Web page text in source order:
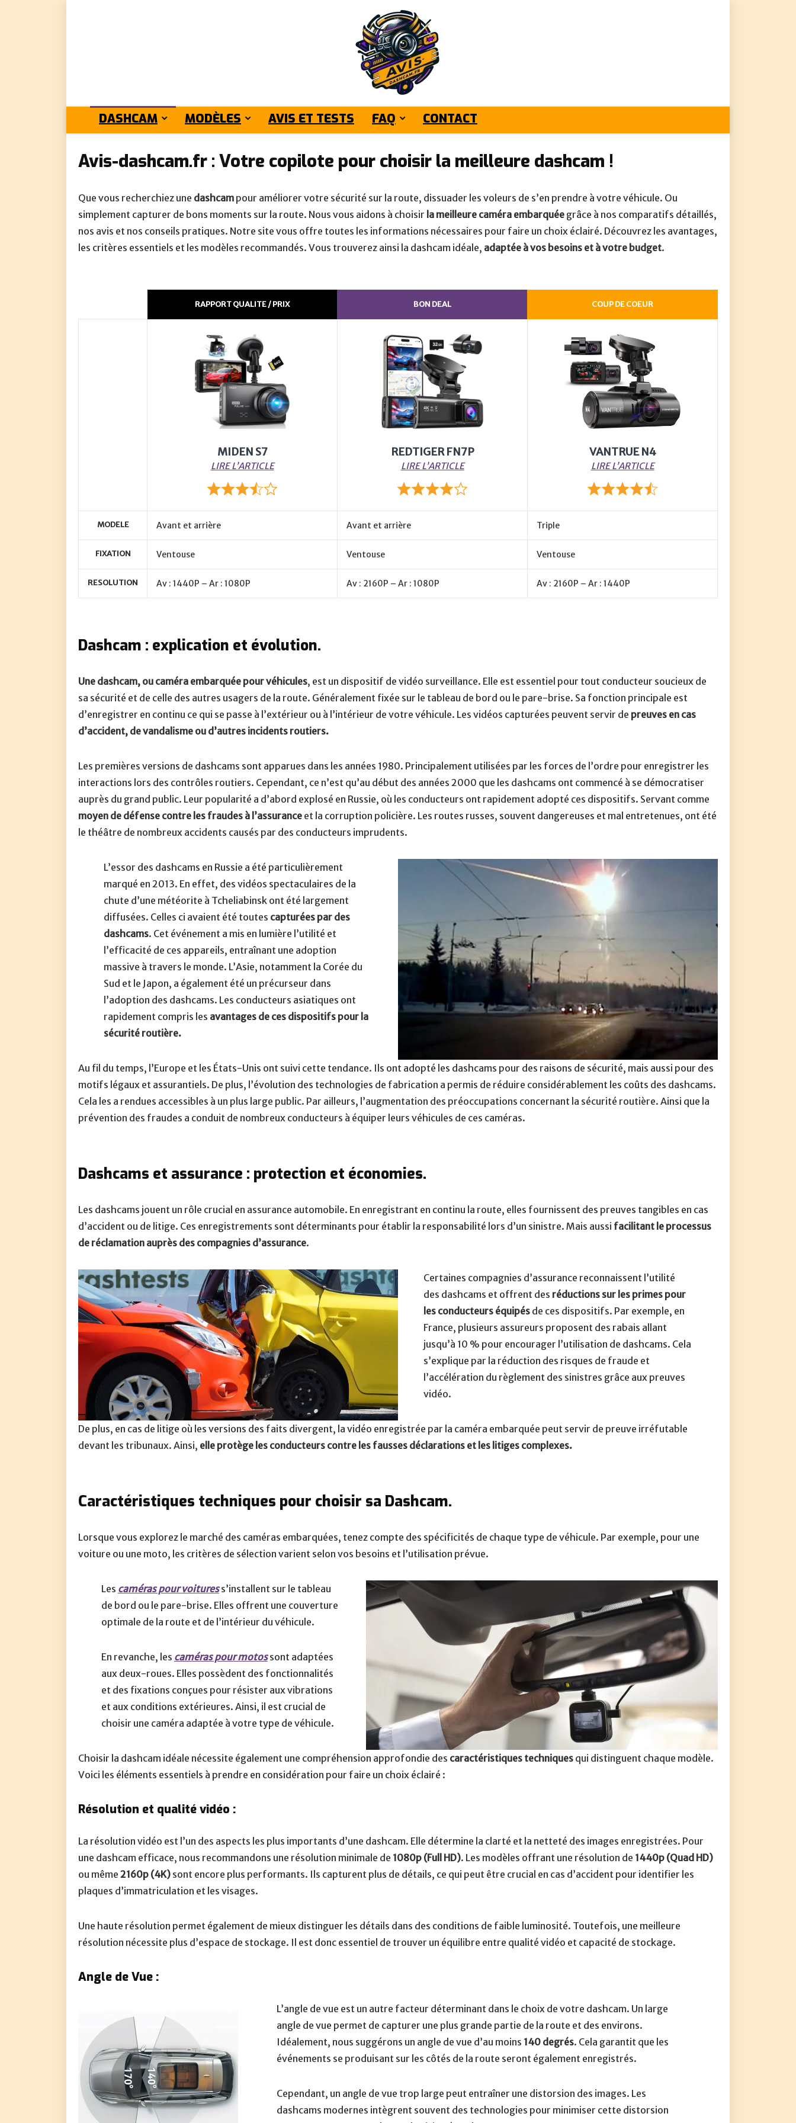
DASHCAM MODÈLES AVIS ET TESTS FAQ CONTACT
Avis-dashcam.fr : Votre copilote pour choisir la meilleure dashcam !
Que vous recherchiez une dashcam pour améliorer votre sécurité sur la route, dissuader les voleurs de s’en prendre à votre véhicule. Ou
simplement capturer de bons moments sur la route. Nous vous aidons à choisir la meilleure caméra embarquée grâce à nos comparatifs détaillés,
nos avis et nos conseils pratiques. Notre site vous offre toutes les informations nécessaires pour faire un choix éclairé. Découvrez les avantages,
les critères essentiels et les modèles recommandés. Vous trouverez ainsi la dashcam idéale, adaptée à vos besoins et à votre budget.
MODELE
FIXATION
RESOLUTION
RAPPORT QUALITE / PRIX
MIDEN S7
LIRE L’ARTICLE
Avant et arrière
Ventouse
Av : 1440P – Ar : 1080P
BON DEAL
REDTIGER FN7P
LIRE L’ARTICLE
Avant et arrière
Ventouse
Av : 2160P – Ar : 1080P
COUP DE COEUR
VANTRUE N4
LIRE L’ARTICLE
Triple
Ventouse
Av : 2160P – Ar : 1440P
Dashcam : explication et évolution.
Une dashcam, ou caméra embarquée pour véhicules, est un dispositif de vidéo surveillance. Elle est essentiel pour tout conducteur soucieux de
sa sécurité et de celle des autres usagers de la route. Généralement fixée sur le tableau de bord ou le pare-brise. Sa fonction principale est
d’enregistrer en continu ce qui se passe à l’extérieur ou à l’intérieur de votre véhicule. Les vidéos capturées peuvent servir de preuves en cas
d’accident, de vandalisme ou d’autres incidents routiers.
Les premières versions de dashcams sont apparues dans les années 1980. Principalement utilisées par les forces de l’ordre pour enregistrer les
interactions lors des contrôles routiers. Cependant, ce n’est qu’au début des années 2000 que les dashcams ont commencé à se démocratiser
auprès du grand public. Leur popularité a d’abord explosé en Russie, où les conducteurs ont rapidement adopté ces dispositifs. Servant comme
moyen de défense contre les fraudes à l’assurance et la corruption policière. Les routes russes, souvent dangereuses et mal entretenues, ont été
le théâtre de nombreux accidents causés par des conducteurs imprudents.
L’essor des dashcams en Russie a été particulièrement
marqué en 2013. En effet, des vidéos spectaculaires de la
chute d’une météorite à Tcheliabinsk ont été largement
diffusées. Celles ci avaient été toutes capturées par des
dashcams. Cet événement a mis en lumière l’utilité et
l’efficacité de ces appareils, entraînant une adoption
massive à travers le monde. L’Asie, notamment la Corée du
Sud et le Japon, a également été un précurseur dans
l’adoption des dashcams. Les conducteurs asiatiques ont
rapidement compris les avantages de ces dispositifs pour la
sécurité routière.
Au fil du temps, l’Europe et les États-Unis ont suivi cette tendance. Ils ont adopté les dashcams pour des raisons de sécurité, mais aussi pour des
motifs légaux et assurantiels. De plus, l’évolution des technologies de fabrication a permis de réduire considérablement les coûts des dashcams.
Cela les a rendues accessibles à un plus large public. Par ailleurs, l’augmentation des préoccupations concernant la sécurité routière. Ainsi que la
prévention des fraudes a conduit de nombreux conducteurs à équiper leurs véhicules de ces caméras.
Dashcams et assurance : protection et économies.
Les dashcams jouent un rôle crucial en assurance automobile. En enregistrant en continu la route, elles fournissent des preuves tangibles en cas
d’accident ou de litige. Ces enregistrements sont déterminants pour établir la responsabilité lors d’un sinistre. Mais aussi facilitant le processus
de réclamation auprès des compagnies d’assurance.
Certaines compagnies d’assurance reconnaissent l’utilité
des dashcams et offrent des réductions sur les primes pour
les conducteurs équipés de ces dispositifs. Par exemple, en
France, plusieurs assureurs proposent des rabais allant
jusqu’à 10 % pour encourager l’utilisation de dashcams. Cela
s’explique par la réduction des risques de fraude et
l’accélération du règlement des sinistres grâce aux preuves
vidéo.
De plus, en cas de litige où les versions des faits divergent, la vidéo enregistrée par la caméra embarquée peut servir de preuve irréfutable
devant les tribunaux. Ainsi, elle protège les conducteurs contre les fausses déclarations et les litiges complexes.
Caractéristiques techniques pour choisir sa Dashcam.
Lorsque vous explorez le marché des caméras embarquées, tenez compte des spécificités de chaque type de véhicule. Par exemple, pour une
voiture ou une moto, les critères de sélection varient selon vos besoins et l’utilisation prévue.
Les caméras pour voituress’installent sur le tableau
de bord ou le pare-brise. Elles offrent une couverture
optimale de la route et de l’intérieur du véhicule.
En revanche, les caméras pour motossont adaptées
aux deux-roues. Elles possèdent des fonctionnalités
et des fixations conçues pour résister aux vibrations
et aux conditions extérieures. Ainsi, il est crucial de
choisir une caméra adaptée à votre type de véhicule.
Choisir la dashcam idéale nécessite également une compréhension approfondie des caractéristiques techniques qui distinguent chaque modèle.
Voici les éléments essentiels à prendre en considération pour faire un choix éclairé :
Résolution et qualité vidéo :
La résolution vidéo est l’un des aspects les plus importants d’une dashcam. Elle détermine la clarté et la netteté des images enregistrées. Pour
une dashcam efficace, nous recommandons une résolution minimale de 1080p (Full HD). Les modèles offrant une résolution de 1440p (Quad HD)
ou même 2160p (4K) sont encore plus performants. Ils capturent plus de détails, ce qui peut être crucial en cas d’accident pour identifier les
plaques d’immatriculation et les visages.
Une haute résolution permet également de mieux distinguer les détails dans des conditions de faible luminosité. Toutefois, une meilleure
résolution nécessite plus d’espace de stockage. Il est donc essentiel de trouver un équilibre entre qualité vidéo et capacité de stockage.
Angle de Vue :
L’angle de vue est un autre facteur déterminant dans le choix de votre dashcam. Un large
angle de vue permet de capturer une plus grande partie de la route et des environs.
Idéalement, nous suggérons un angle de vue d’au moins 140 degrés. Cela garantit que les
événements se produisant sur les côtés de la route seront également enregistrés.
Cependant, un angle de vue trop large peut entraîner une distorsion des images. Les
dashcams modernes intègrent souvent des technologies pour minimiser cette distorsion